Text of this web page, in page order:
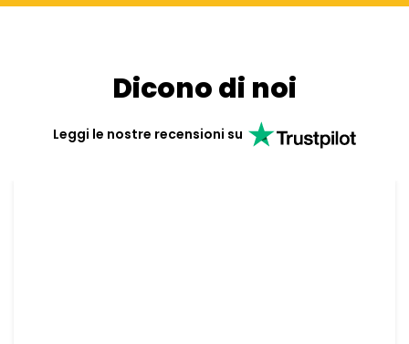
Dicono di noi
Leggi le nostre recensioni su